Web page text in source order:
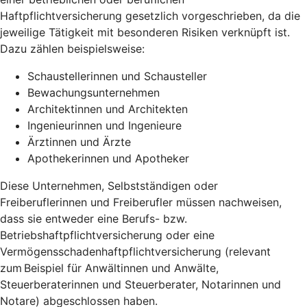
Haftpflichtversicherung gesetzlich vorgeschrieben, da die
jeweilige Tätigkeit mit besonderen Risiken verknüpft ist.
Dazu zählen beispielsweise:
Schaustellerinnen und Schausteller
Bewachungsunternehmen
Architektinnen und Architekten
Ingenieurinnen und Ingenieure
Ärztinnen und Ärzte
Apothekerinnen und Apotheker
Diese Unternehmen, Selbstständigen oder
Freiberuflerinnen und Freiberufler müssen nachweisen,
dass sie entweder eine Berufs- bzw.
Betriebshaftpflichtversicherung oder eine
Vermögensschadenhaftpflichtversicherung (relevant
zum Beispiel für Anwältinnen und Anwälte,
Steuerberaterinnen und Steuerberater, Notarinnen und
Notare) abgeschlossen haben.